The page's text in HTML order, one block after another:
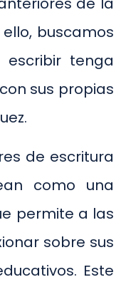
buscamos
tenga
sus propias
de escritura
como una
permite a las
sobre sus
Este